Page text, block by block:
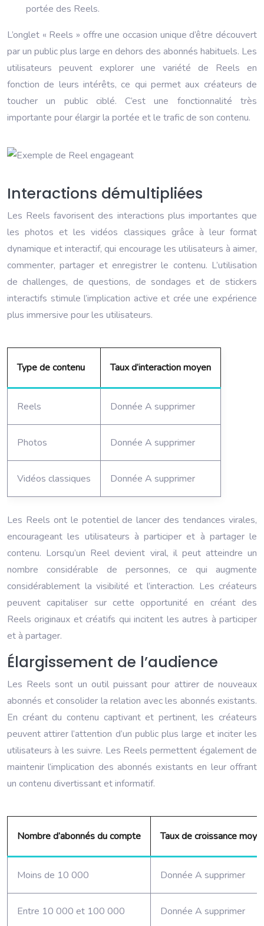
portée des Reels.
L’onglet « Reels » offre une occasion unique d’être découvert
par un public plus large en dehors des abonnés habituels. Les
utilisateurs peuvent explorer une variété de Reels en
fonction de leurs intérêts, ce qui permet aux créateurs de
toucher un public ciblé. C’est une fonctionnalité très
importante pour élargir la portée et le trafic de son contenu.
Interactions démultipliées
Les Reels favorisent des interactions plus importantes que
les photos et les vidéos classiques grâce à leur format
dynamique et interactif, qui encourage les utilisateurs à aimer,
commenter, partager et enregistrer le contenu. L’utilisation
de challenges, de questions, de sondages et de stickers
interactifs stimule l’implication active et crée une expérience
plus immersive pour les utilisateurs.
Type de contenu Taux d’interaction moyen
Reels Donnée A supprimer
Photos Donnée A supprimer
Vidéos classiques Donnée A supprimer
Les Reels ont le potentiel de lancer des tendances virales,
encourageant les utilisateurs à participer et à partager le
contenu. Lorsqu’un Reel devient viral, il peut atteindre un
nombre considérable de personnes, ce qui augmente
considérablement la visibilité et l’interaction. Les créateurs
peuvent capitaliser sur cette opportunité en créant des
Reels originaux et créatifs qui incitent les autres à participer
et à partager.
Élargissement de l’audience
Les Reels sont un outil puissant pour attirer de nouveaux
abonnés et consolider la relation avec les abonnés existants.
En créant du contenu captivant et pertinent, les créateurs
peuvent attirer l’attention d’un public plus large et inciter les
utilisateurs à les suivre. Les Reels permettent également de
maintenir l’implication des abonnés existants en leur offrant
un contenu divertissant et informatif.
Nombre d’abonnés du compte Taux de croissance
Moins de 10 000 Donnée A supprimer
Entre 10 000 et 100 000 Donnée A supprimer